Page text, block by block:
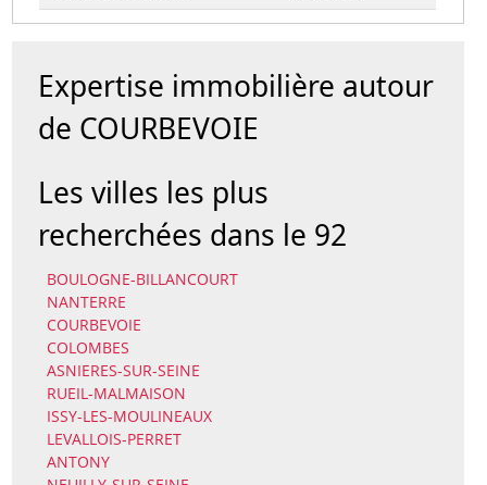
Expertise immobilière autour
de COURBEVOIE
Les villes les plus
recherchées dans le 92
BOULOGNE-BILLANCOURT
NANTERRE
COURBEVOIE
COLOMBES
ASNIERES-SUR-SEINE
RUEIL-MALMAISON
ISSY-LES-MOULINEAUX
LEVALLOIS-PERRET
ANTONY